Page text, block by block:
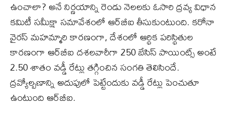
ఉంచాలా? అనే నిర్ణయాన్ని రెండు నెలలకు ఓసారి ద్రవ్య విధాన
కమిటీ సమీక్షా సమావేశంలో ఆర్‌బీఐ తీసుకుంటుంది. కరోనా
వైరస్ మహమ్మారి కారణంగా, దేశంలో ఆర్థిక పరిస్థితుల
కారణంగా ఆర్‌బీఐ దశలవారీగా 250 బేసిస్ పాయింట్స్ అంటే
2.50 శాతం వడ్డీ రేట్లు తగ్గించిన సంగతి తెలిసిందే.
ద్రవ్యోల్బణాన్ని అదుపులో పెట్టేందుకు వడ్డీ రేట్లు పెంచుతూ
ఉంటుంది ఆర్‌బీఐ.